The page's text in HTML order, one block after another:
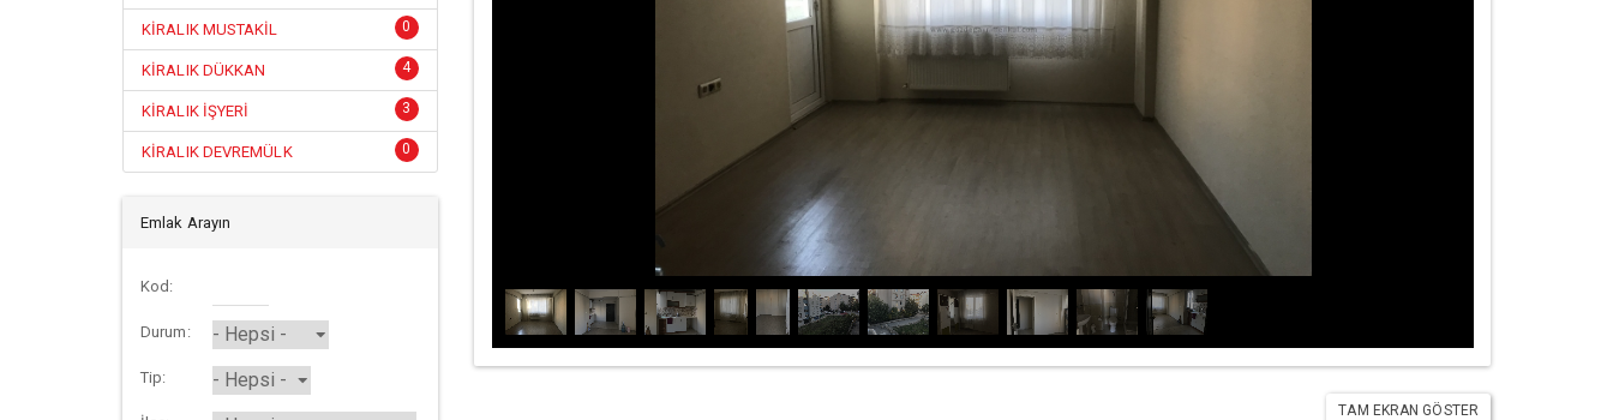
0
KİRALIK MUSTAKİL
4
KİRALIK DÜKKAN
3
KİRALIK İŞYERİ
0
KİRALIK DEVREMÜLK
Emlak Arayın
Kod:
Durum:
Tip:
TAM EKRAN GÖSTER